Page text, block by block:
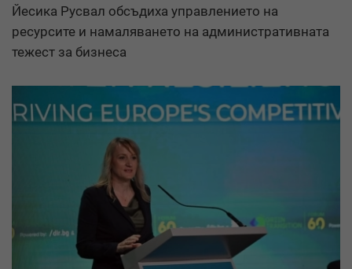
Йесика Русвал обсъдиха управлението на
ресурсите и намаляването на административната
тежест за бизнеса